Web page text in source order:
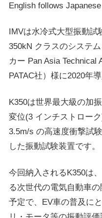
English follows Japanese
IMVは水冷式大型振動
350kN クラスのシステ
カー Pan Asia Technical
PATAC社）様に2020年
K350は世界最大級の加
変位(3 インチストロー
3.5m/s の高速度衝撃試
した振動試験装置です。
今回納入されるK350は
る次世代の電気自動車
予定で、EV車の普及に